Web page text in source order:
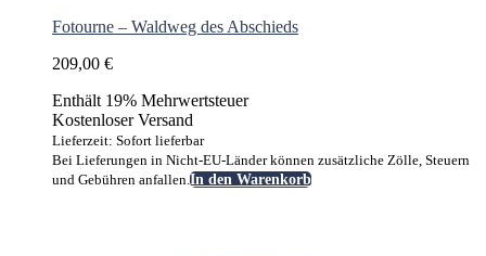
Fotourne – Waldweg des Abschieds
209,00 €
Enthält 19% Mehrwertsteuer
Kostenloser Versand
Lieferzeit: Sofort lieferbar
Bei Lieferungen in Nicht-EU-Länder können zusätzliche Zölle, Steuern
und Gebühren anfallen.In den Warenkorb